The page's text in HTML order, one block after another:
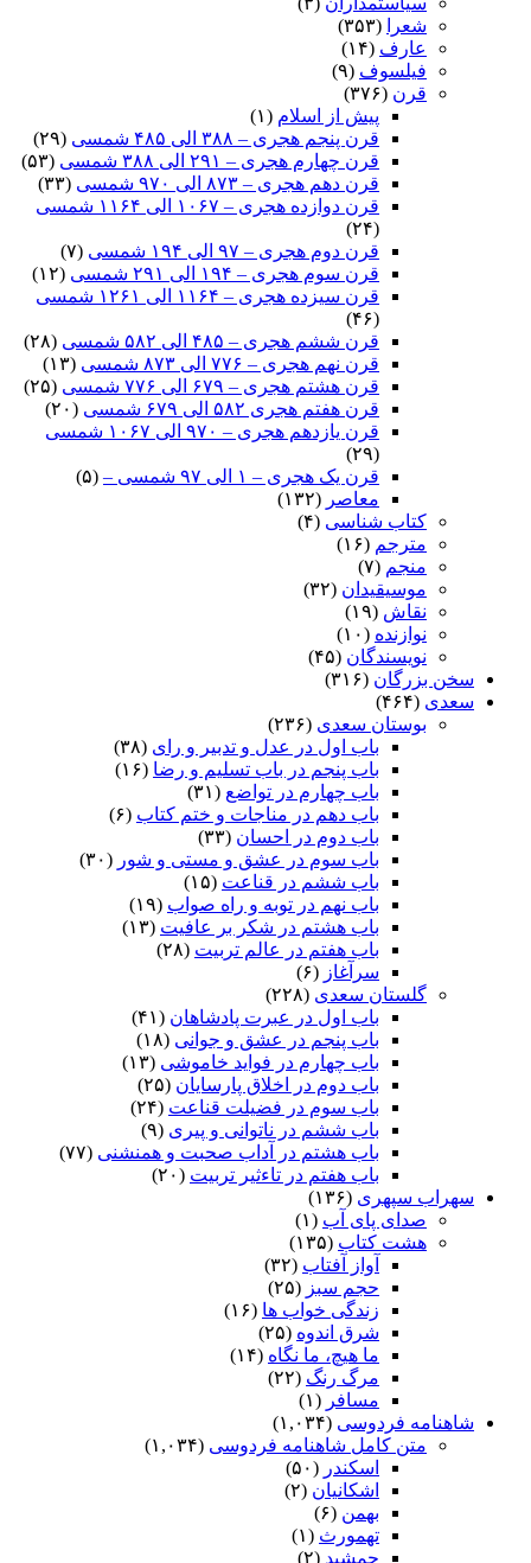
شعرا
(۳۵۳)
عارف (۱۴)
فیلسوف (۹)
قرن (۳۷۶)
پیش از اسلام (۱)
قرن پنجم هجری – ۳۸۸ الی ۴۸۵ شمسی
(۲۹)
قرن چهارم هجری – ۲۹۱ الی ۳۸۸ شمسی
(۵۳)
قرن دهم هجری – ۸۷۳ الی ۹۷۰ شمسی
(۳۳)
قرن دوازده هجری – ۱۰۶۷ الی ۱۱۶۴ شمسی
(۲۴)
قرن دوم هجری – ۹۷ الی ۱۹۴ شمسی
(۷)
قرن سوم هجری – ۱۹۴ الی ۲۹۱ شمسی
(۱۲)
قرن سیزده هجری – ۱۱۶۴ الی ۱۲۶۱ شمسی
(۴۶)
قرن ششم هجری – ۴۸۵ الی ۵۸۲ شمسی
(۲۸)
قرن نهم هجری – ۷۷۶ الی ۸۷۳ شمسی
(۱۳)
قرن هشتم هجری – ۶۷۹ الی ۷۷۶ شمسی
(۲۵)
قرن هفتم هجری ۵۸۲ الی ۶۷۹ شمسی
(۲۰)
قرن یازدهم هجری – ۹۷۰ الی ۱۰۶۷ شمسی
(۲۹)
قرن یک هجری – ۱ الی ۹۷ شمسی –
(۵)
معاصر (۱۳۲)
کتاب شناسی (۴)
مترجم (۱۶)
منجم (۷)
موسیقیدان (۳۲)
نقاش (۱۹)
نوازنده (۱۰)
نویسندگان (۴۵)
سخن بزرگان (۳۱۶)
سعدی (۴۶۴)
بوستان سعدی (۲۳۶)
باب اول در عدل و تدبیر و رای (۳۸)
باب پنجم در باب تسلیم و رضا (۱۶)
باب چهارم در تواضع (۳۱)
باب دهم در مناجات و ختم کتاب (۶)
باب دوم در احسان (۳۳)
باب سوم در عشق و مستی و شور (۳۰)
باب ششم در قناعت (۱۵)
باب نهم در توبه و راه صواب (۱۹)
باب هشتم در شکر بر عافیت (۱۳)
باب هفتم در عالم تربیت (۲۸)
سرآغاز (۶)
گلستان سعدی (۲۲۸)
باب اول در عبرت پادشاهان (۴۱)
باب پنجم در عشق و جوانى (۱۸)
باب چهارم در فواید خاموشى (۱۳)
باب دوم در اخلاق پارسایان (۲۵)
باب سوم در فضیلت قناعت (۲۴)
باب ششم در ناتوانى و پیرى (۹)
باب هشتم در آداب صحبت و همنشنى (۷۷)
باب هفتم در تاءثیر تربیت (۲۰)
سهراب سپهری (۱۳۶)
صدای پای آب (۱)
هشت کتاب (۱۳۵)
آواز آفتاب (۳۲)
حجم سبز (۲۵)
زندگی خواب ها (۱۶)
شرق اندوه (۲۵)
ما هیچ، ما نگاه (۱۴)
مرگ رنگ (۲۲)
مسافر (۱)
شاهنامه فردوسی (۱,۰۳۴)
متن کامل شاهنامه فردوسی (۱,۰۳۴)
اسکندر (۵۰)
اشکانیان (۲)
بهمن (۶)
تهمورث (۱)
جمشید (۲)